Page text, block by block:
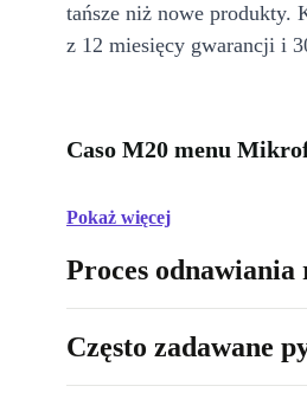
tańsze niż nowe produkty.
z 12 miesięcy gwarancji i
Caso M20 menu
Pokaż więcej
Proces odnawiania
Często zadawane